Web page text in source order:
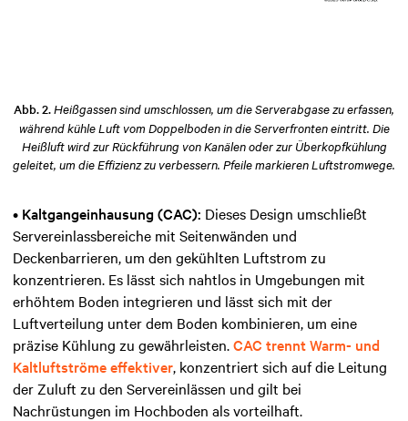
Abb. 2.Heißgassen sind umschlossen, um die Serverabgase zu erfassen,
während kühle Luft vom Doppelboden in die Serverfronten eintritt. Die
Heißluft wird zur Rückführung von Kanälen oder zur Überkopfkühlung
geleitet, um die Effizienz zu verbessern. Pfeile markieren Luftstromwege.
• Kaltgangeinhausung (CAC): Dieses Design umschließt
Servereinlassbereiche mit Seitenwänden und
Deckenbarrieren, um den gekühlten Luftstrom zu
konzentrieren. Es lässt sich nahtlos in Umgebungen mit
erhöhtem Boden integrieren und lässt sich mit der
Luftverteilung unter dem Boden kombinieren, um eine
präzise Kühlung zu gewährleisten.CAC trennt Warm- und
Kaltluftströme effektiver, konzentriert sich auf die Leitung
der Zuluft zu den Servereinlässen und gilt bei
Nachrüstungen im Hochboden als vorteilhaft.